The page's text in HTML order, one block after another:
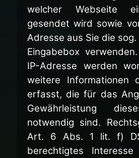
welcher Webseite
gesendet wird sowie
Adresse aus Sie die
Eingabebox
IP-Adresse werden
weitere Informationen
erfasst, die für das
Gewährleistung
notwendig sind.
Art. 6 Abs. 1 lit. f)
berechtigtes